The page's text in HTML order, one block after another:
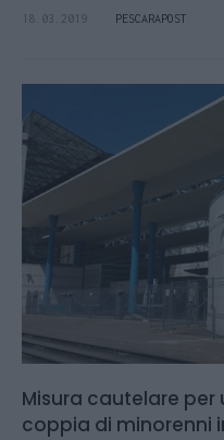
18.03.2019 PESCARAPOST
Misura cautelare
coppia di minorenni